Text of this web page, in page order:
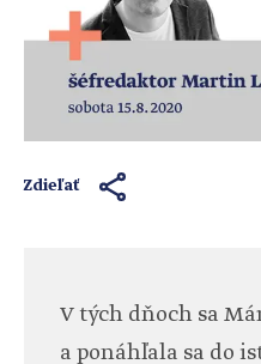
Zdieľať
V tých dňoch sa
a ponáhľala sa do